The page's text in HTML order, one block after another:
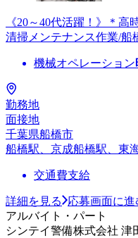
《20～40代活躍！》＊
清掃メンテナンス作業/船
機械オペレーション
勤務地
面接地
千葉県船橋市
船橋駅、京成船橋駅、東
交通費支給
詳細を見る
応募画面に進
アルバイト・パート
シンテイ警備株式会社 津